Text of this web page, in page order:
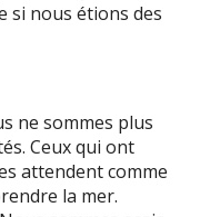
si nous étions des
ne sommes plus
Ceux qui ont
attendent comme
la mer.